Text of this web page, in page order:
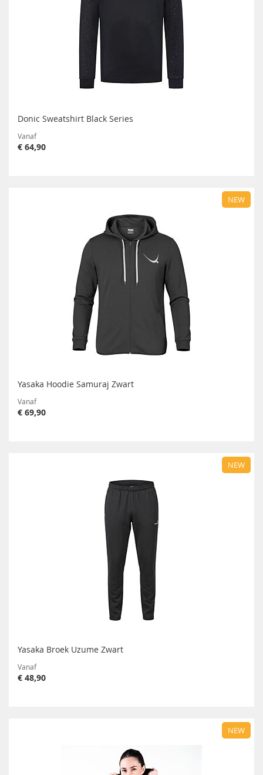
Donic Sweatshirt Black Series
Vanaf
€ 64,90
NEW
Yasaka Hoodie Samuraj Zwart
Vanaf
€ 69,90
NEW
Yasaka Broek Uzume Zwart
Vanaf
€ 48,90
NEW